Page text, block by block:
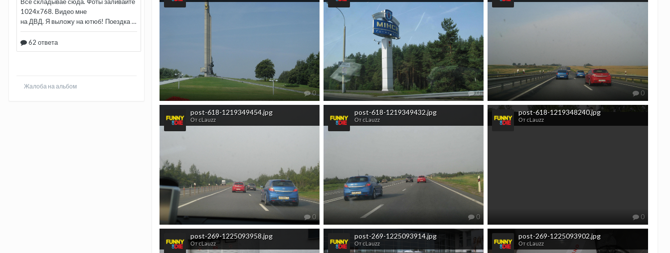
Жалоба на альбом
0 0 0
post-618-1219349454.jpg
От cLauzz
0
post-618-1219349432.jpg
От cLauzz
0
post-618-1219348240.jpg
От cLauzz
0
post-269-1225093958.jpg
От cLauzz
post-269-1225093914.jpg
От cLauzz
post-269-1225093902.jpg
От cLauzz